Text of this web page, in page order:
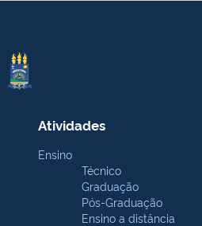
Atividades
Ensino
Técnico
Graduação
Pós-Graduação
Ensino a distância